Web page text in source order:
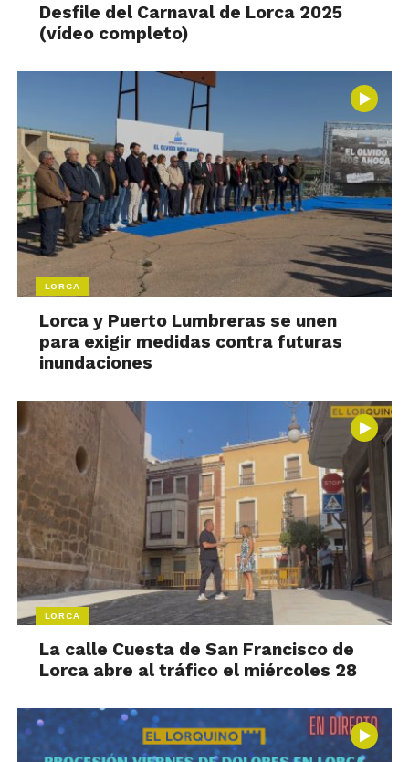
Desfile del Carnaval de Lorca 2025
(vídeo completo)
LORCA
Lorca y Puerto Lumbreras se unen
para exigir medidas contra futuras
inundaciones
LORCA
La calle Cuesta de San Francisco de
Lorca abre al tráfico el miércoles 28